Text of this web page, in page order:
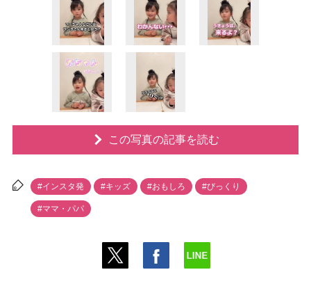
この写真の記事を読む
#インスタ発 #キッズ #おもしろ #びっくり
#ママ・パパ